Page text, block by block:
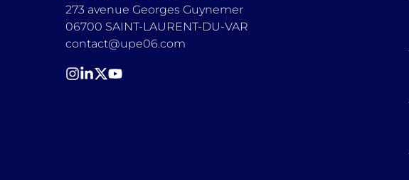
273 avenue Georges Guynemer
06700 SAINT-LAURENT-DU-VAR
contact@upe06.com